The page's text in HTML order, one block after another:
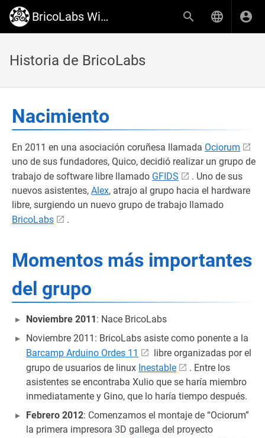
BricoLabs Wiki
Historia de BricoLabs
Nacimiento
En 2011 en una asociación coruñesa llamada Ociorum
uno de sus fundadores, Quico, decidió realizar un grupo de
trabajo de software libre llamado GFIDS
. Uno de sus
nuevos asistentes, Alex, atrajo al grupo hacia el hardware
libre, surgiendo un nuevo grupo de trabajo llamado
BricoLabs
.
Momentos más importantes
del grupo
Noviembre 2011: Nace BricoLabs
Noviembre 2011: BricoLabs asiste como ponente a la
Barcamp Arduino Ordes 11
libre organizadas por el
grupo de usuarios de linux Inestable
. Entre los
asistentes se encontraba Xulio que se haría miembro
inmediatamente y Gino, que lo haría tiempo después.
Febrero 2012: Comenzamos el montaje de “Ociorum”
la primera impresora 3D gallega del proyecto